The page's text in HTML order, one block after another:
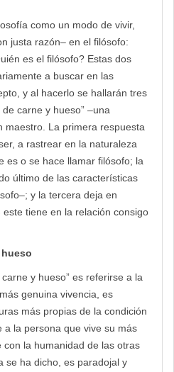
como un modo de vivir,
justa razón– en el filósofo:
es el filósofo? Estas dos
a buscar en las
y al hacerlo se hallarán tres
carne y hueso” –una
maestro. La primera respuesta
a rastrear en la naturaleza
es o se hace llamar filósofo; la
último de las características
y la tercera deja en
tiene en la relación consigo
y hueso” es referirse a la
genuina vivencia, es
más propias de la condición
a la persona que vive su más
con la humanidad de las otras
se ha dicho, es paradojal y